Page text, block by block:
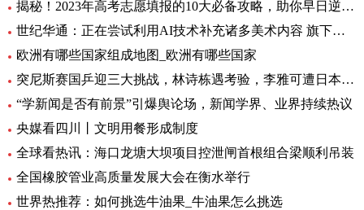
揭秘！2023年高考志愿填报的10大必备攻略，助你早日逆袭上岸！
世纪华通：正在尝试利用AI技术补充诸多美术内容 旗下盛趣游戏不少产品都已开始小规模使用-热门看点
欧洲有哪些国家组成地图_欧洲有哪些国家
突尼斯赛国乒迎三大挑战，林诗栋遇考验，李雅可遭日本选手围堵
“学新闻是否有前景”引爆舆论场，新闻学界、业界持续热议
央媒看四川丨文明用餐形成制度
全球看热讯：海口龙塘大坝项目控泄闸首根组合梁顺利吊装
全国橡胶管业高质量发展大会在衡水举行
世界热推荐：如何挑选牛油果_牛油果怎么挑选